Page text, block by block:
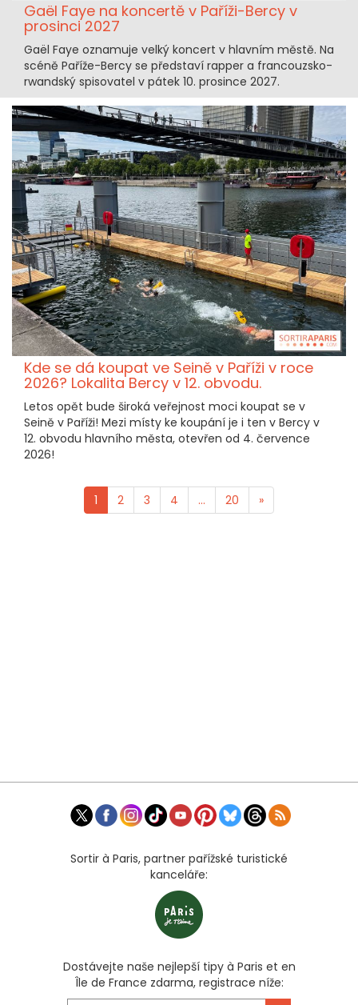
Gaël Faye na koncertě v Paříži-Bercy v
prosinci 2027
Gaël Faye oznamuje velký koncert v hlavním městě. Na
scéně Paříže-Bercy se představí rapper a francouzsko-
rwandský spisovatel v pátek 10. prosince 2027.
Kde se dá koupat ve Seině v Paříži v roce
2026? Lokalita Bercy v 12. obvodu.
Letos opět bude široká veřejnost moci koupat se v
Seině v Paříži! Mezi místy ke koupání je i ten v Bercy v
12. obvodu hlavního města, otevřen od 4. července
2026!
1 2 3 4 ... 20 »
Sortir à Paris, partner pařížské turistické
kanceláře:
Dostávejte naše nejlepší tipy à Paris et en
Île de France zdarma, registrace níže: